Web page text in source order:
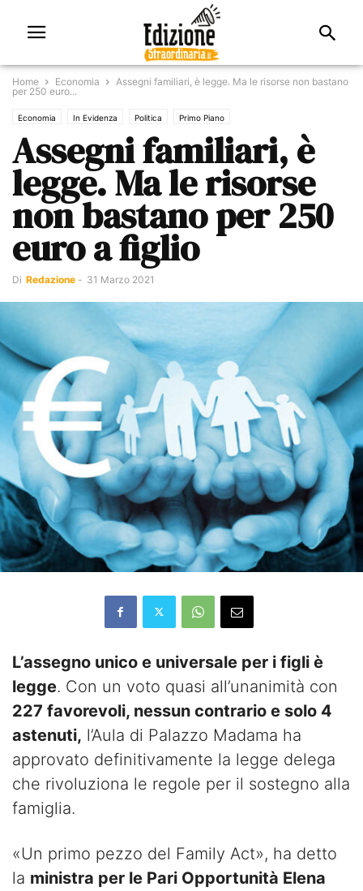
Home Economia
Assegni familiari, è legge. Ma le risorse non bastano
per 250 euro...
Economia In Evidenza Politica Primo Piano
Assegni familiari, è
legge. Ma le risorse
non bastano per 250
euro a figlio
Di Redazione - 31 Marzo 2021
L’assegno unico e universale per i figli è
legge. Con un voto quasi all’unanimità con
227 favorevoli, nessun contrario e solo 4
astenuti, l’Aula di Palazzo Madama ha
approvato definitivamente la legge delega
che rivoluziona le regole per il sostegno alla
famiglia.
«Un primo pezzo del Family Act», ha detto
la ministra per le Pari Opportunità Elena